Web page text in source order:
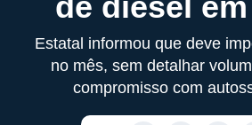
Estatal informou que deve
no mês, sem detalhar
compromisso com